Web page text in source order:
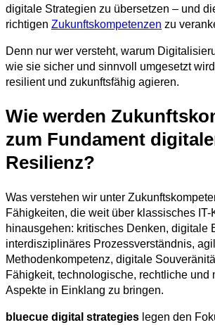
digitale Strategien zu übersetzen – und
richtigen Zukunftskompetenzen zu
Denn nur wer versteht, warum
wie sie sicher und sinnvoll umgesetzt
resilient und zukunftsfähig agieren.
Wie werden
zum Fundament
Resilienz?
Was verstehen wir unter
Fähigkeiten, die weit über klassisches IT-
hinausgehen: kritisches Denken, digitale
interdisziplinäres Prozessverständnis,
Methodenkompetenz, digitale
Fähigkeit, technologische, rechtliche und
Aspekte in Einklang zu bringen.
bluecue digital strategies legen den